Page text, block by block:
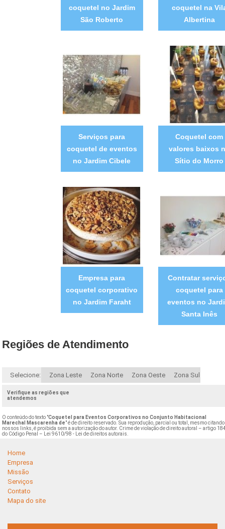
coquetel no Jardim
São Roberto
coquetel na
Albertina
Serviços para
coquetel de eventos
no Jardim Cibele
Coquetel com
valores baixos
Sítio do Morro
Empresa para
coquetel corporativo
no Jardim Faraht
Contratar
coquetel para
eventos no
Santa Inês
Regiões de Atendimento
Selecione: Zona Leste Zona Norte Zona Oeste Zona Sul
Verifique as regiões que
atendemos
O conteúdo do texto "Coquetel para Eventos Corporativos no Conjunto Habitacional
Marechal Mascarenha de" é de direito reservado. Sua reprodução, parcial ou total, mesmo citando
nossos links, é proibida sem a autorização do autor. Crime de violação de direito autoral – artigo
do Código Penal –
Lei 9610/98 - Lei de direitos autorais
Home
Empresa
Missão
Serviços
Contato
Mapa do site